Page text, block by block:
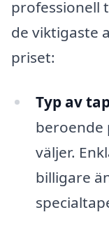
professionell
de viktigaste
priset:
Typ av
beroende
väljer.
billigare